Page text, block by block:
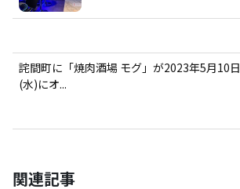
詫間町に「焼肉酒場 モグ」が2023年5月10日
(水)にオ...
関連記事